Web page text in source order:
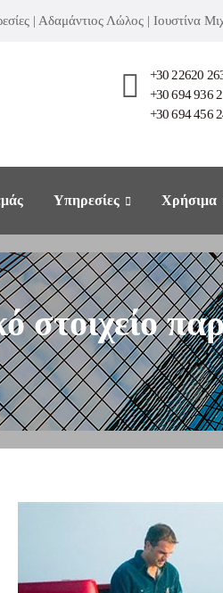
| Αδαμάντιος Λώλος | Ιουστίνα
+30 22620
+30 694 936
+30 694 456
Υπηρεσίες Χρήσιμα
στοιχείο